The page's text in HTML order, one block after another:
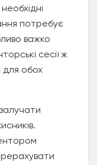
потребує
важко
сесії ж
для обох